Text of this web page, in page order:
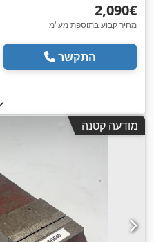
‏2,090 ‏€
מחיר קבוע בתוספת מע"מ
התקשר
מודעה קטנה